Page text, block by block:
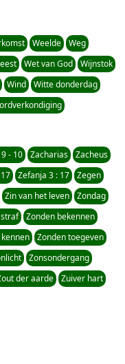
Weelde
Weg
Wet van God
Wijnstok
Wind
Witte donderdag
- 10 Zacharias
Zacheus
Zefanja 3 : 17
Zegen
Zin van het leven
Zondag
Zonden bekennen
Zonden toegeven
Zonsondergang
der aarde
Zuiver hart